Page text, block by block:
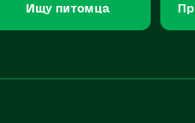
Ищу питомца